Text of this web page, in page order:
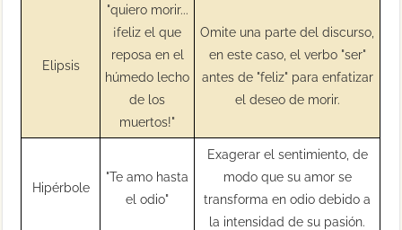
Elipsis
"quiero morir...
¡feliz el que
reposa en el
húmedo lecho
de los
muertos!"
Omite una parte del discurso,
en este caso, el verbo "ser"
antes de "feliz" para enfatizar
el deseo de morir.
Hipérbole
"Te amo hasta
el odio"
Exagerar el sentimiento, de
modo que su amor se
transforma en odio debido a
la intensidad de su pasión.